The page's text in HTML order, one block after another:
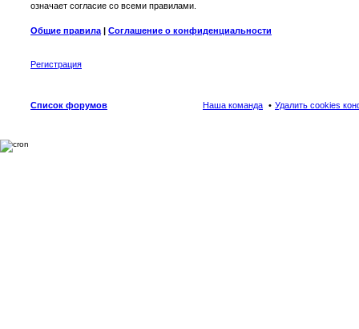
означает согласие со всеми правилами.
Общие правила | Соглашение о конфиденциальности
Регистрация
Список форумов Удалить cookies
Наша команда